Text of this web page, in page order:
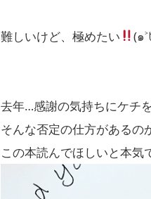
難しいけど、極めたい (๑
去年…感謝の気持ちにケチ
そんな否定の仕方がある
この本読んでほしいと本